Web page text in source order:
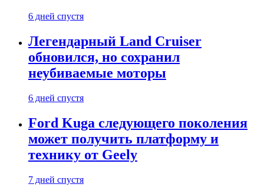
6 дней спустя
Легендарный Land Cruiser
обновился, но сохранил
неубиваемые моторы
6 дней спустя
Ford Kuga следующего поколения
может получить платформу и
технику от Geely
7 дней спустя